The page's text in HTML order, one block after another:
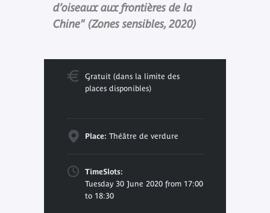
d’oiseaux aux frontières de la
Chine" (Zones sensibles, 2020)
Gratuit (dans la limite des
places disponibles)
Place: Théâtre de verdure
TimeSlots:
Tuesday 30 June 2020 from 17:00
to 18:30